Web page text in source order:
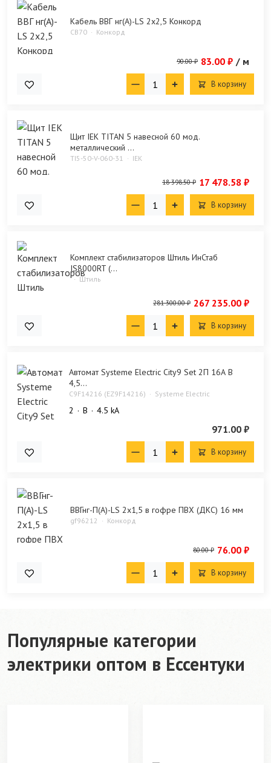
Кабель ВВГ нг(А)-LS 2х2,5 Конкорд
CB70 Конкорд
90.00 ₽ 83.00 ₽ / м
В корзину
Щит IEK TITAN 5 навесной 60 мод.
металлический ...
TI5-50-V-060-31 IEK
18 398.50 ₽ 17 478.58 ₽
В корзину
Комплект стабилизаторов Штиль ИнСтаб
IS8000RT (...
Штиль
281 300.00 ₽ 267 235.00 ₽
В корзину
Автомат Systeme Electric City9 Set 2П 16А В
4,5...
C9F14216 (EZ9F14216) Systeme Electric
2 B 4.5 kA
971.00 ₽
В корзину
ВВГнг-П(А)-LS 2х1,5 в гофре ПВХ (ДКС) 16 мм
gf96212 Конкорд
80.00 ₽ 76.00 ₽
В корзину
Популярные категории
электрики оптом в Ессентуки